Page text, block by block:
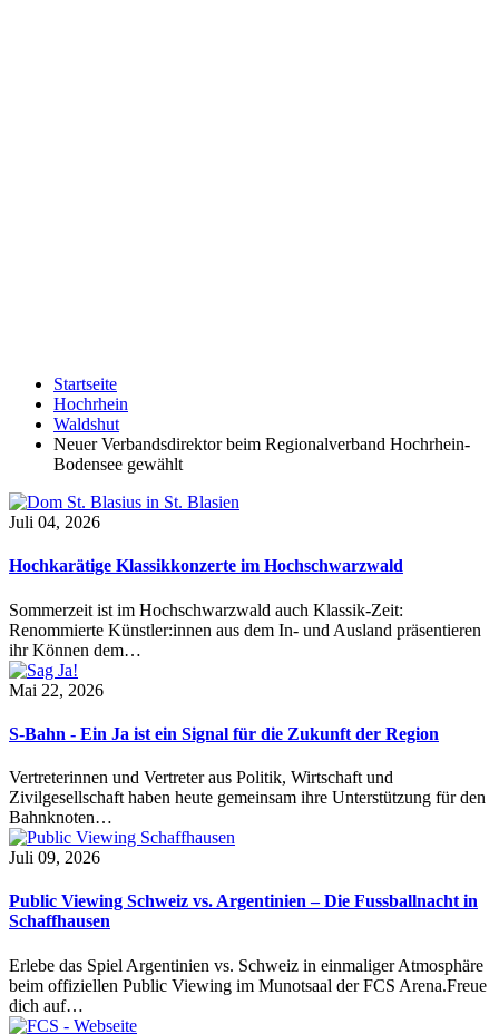
Startseite
Hochrhein
Waldshut
Neuer Verbandsdirektor beim Regionalverband Hochrhein-
Bodensee gewählt
Juli 04, 2026
Hochkarätige Klassikkonzerte im Hochschwarzwald
Sommerzeit ist im Hochschwarzwald auch Klassik-Zeit:
Renommierte Künstler:innen aus dem In- und Ausland präsentieren
ihr Können dem…
Mai 22, 2026
S-Bahn - Ein Ja ist ein Signal für die Zukunft der Region
Vertreterinnen und Vertreter aus Politik, Wirtschaft und
Zivilgesellschaft haben heute gemeinsam ihre Unterstützung für den
Bahnknoten…
Juli 09, 2026
Public Viewing Schweiz vs. Argentinien – Die Fussballnacht in
Schaffhausen
Erlebe das Spiel Argentinien vs. Schweiz in einmaliger Atmosphäre
beim offiziellen Public Viewing im Munotsaal der FCS Arena.Freue
dich auf…